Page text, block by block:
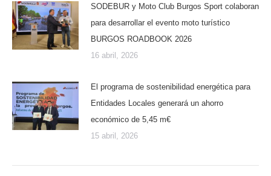
SODEBUR y Moto Club Burgos Sport colaboran
para desarrollar el evento moto turístico
BURGOS ROADBOOK 2026
16 abril, 2026
El programa de sostenibilidad energética para
Entidades Locales generará un ahorro
económico de 5,45 m€
15 abril, 2026